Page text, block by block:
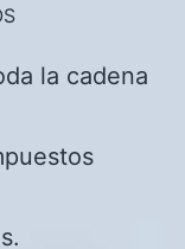
la cadena